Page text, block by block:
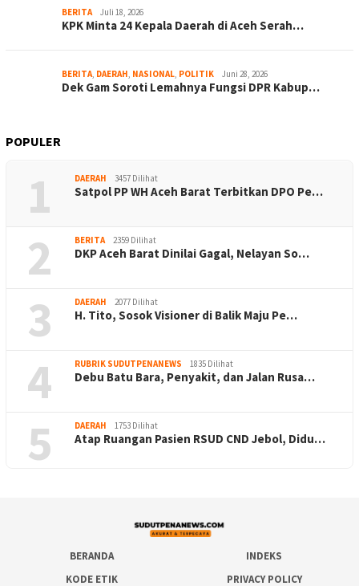
BERITA Juli 18, 2026
KPK Minta 24 Kepala Daerah di Aceh Serah…
BERITA, DAERAH, NASIONAL, POLITIK Juni 28, 2026
Dek Gam Soroti Lemahnya Fungsi DPR Kabup…
POPULER
1 DAERAH 3457 Dilihat
Satpol PP WH Aceh Barat Terbitkan DPO Pe…
2 BERITA 2359 Dilihat
DKP Aceh Barat Dinilai Gagal, Nelayan So…
3 DAERAH 2077 Dilihat
H. Tito, Sosok Visioner di Balik Maju Pe…
4 RUBRIK SUDUTPENANEWS 1835 Dilihat
Debu Batu Bara, Penyakit, dan Jalan Rusa…
5 DAERAH 1753 Dilihat
Atap Ruangan Pasien RSUD CND Jebol, Didu…
BERANDA
INDEKS
KODE ETIK
PRIVACY POLICY